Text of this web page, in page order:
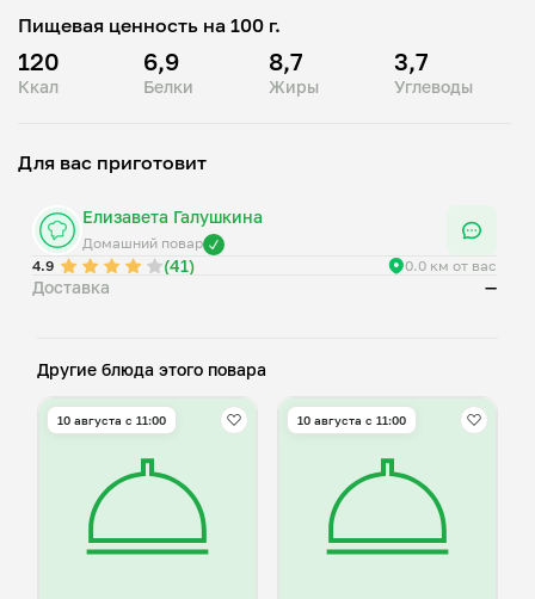
Пищевая ценность на 100 г.
120
Ккал
6,9
Белки
8,7
Жиры
3,7
Углеводы
Для вас приготовит
Елизавета Галушкина
Домашний повар
4.9
(41) 0.0 км от вас
Доставка —
Другие блюда этого повара
10 августа с 11:00 10 августа с 11:00